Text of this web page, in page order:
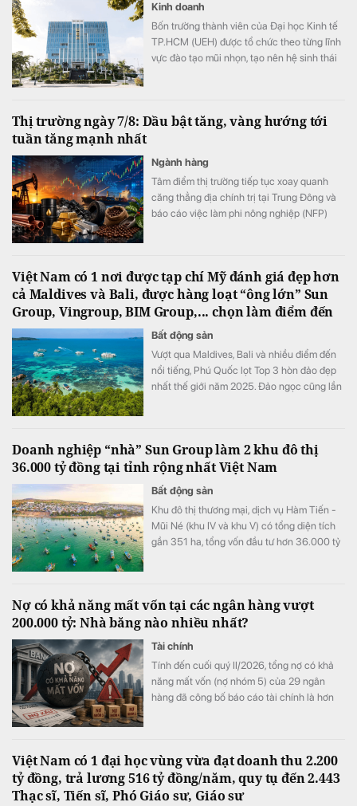
Kinh doanh
Bốn trường thành viên của Đại học Kinh tế
TP.HCM (UEH) được tổ chức theo từng lĩnh
vực đào tạo mũi nhọn, tạo nên hệ sinh thái
Thị trường ngày 7/8: Dầu bật tăng, vàng hướng tới
tuần tăng mạnh nhất
Ngành hàng
Tâm điểm thị trường tiếp tục xoay quanh
căng thẳng địa chính trị tại Trung Đông và
báo cáo việc làm phi nông nghiệp (NFP)
vàng tiếp tục đi lên và hướng tới tuần tăng
mạnh nhất kể từ tháng 1.
Việt Nam có 1 nơi được tạp chí Mỹ đánh giá đẹp hơn
cả Maldives và Bali, được hàng loạt “ông lớn” Sun
Group, Vingroup, BIM Group,... chọn làm điểm đến
Bất động sản
Vượt qua Maldives, Bali và nhiều điểm đến
nổi tiếng, Phú Quốc lọt Top 3 hòn đảo đẹp
nhất thế giới năm 2025. Đảo ngọc cũng lần
Doanh nghiệp “nhà” Sun Group làm 2 khu đô thị
36.000 tỷ đồng tại tỉnh rộng nhất Việt Nam
Bất động sản
Khu đô thị thương mại, dịch vụ Hàm Tiến -
Mũi Né (khu IV và khu V) có tổng diện tích
gần 351 ha, tổng vốn đầu tư hơn 36.000 tỷ
Nợ có khả năng mất vốn tại các ngân hàng vượt
200.000 tỷ: Nhà băng nào nhiều nhất?
Tài chính
Tính đến cuối quý II/2026, tổng nợ có khả
năng mất vốn (nợ nhóm 5) của 29 ngân
hàng đã công bố báo cáo tài chính là hơn
Việt Nam có 1 đại học vùng vừa đạt doanh thu 2.200
tỷ đồng, trả lương 516 tỷ đồng/năm, quy tụ đến 2.443
Thạc sĩ, Tiến sĩ, Phó Giáo sư, Giáo sư